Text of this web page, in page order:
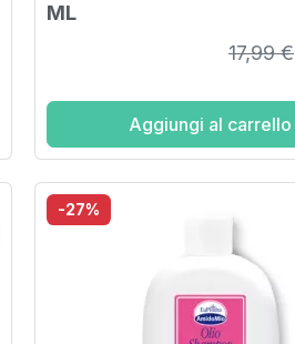
ML
17,99 €
Aggiungi al carrello
-27%